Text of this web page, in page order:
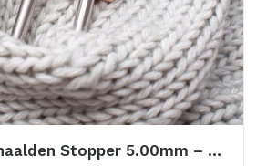
Leren Breinaalden Stopper 5.00mm – 5.50mm